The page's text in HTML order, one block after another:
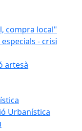
compra local"
- crisi
artesà
Urbanística